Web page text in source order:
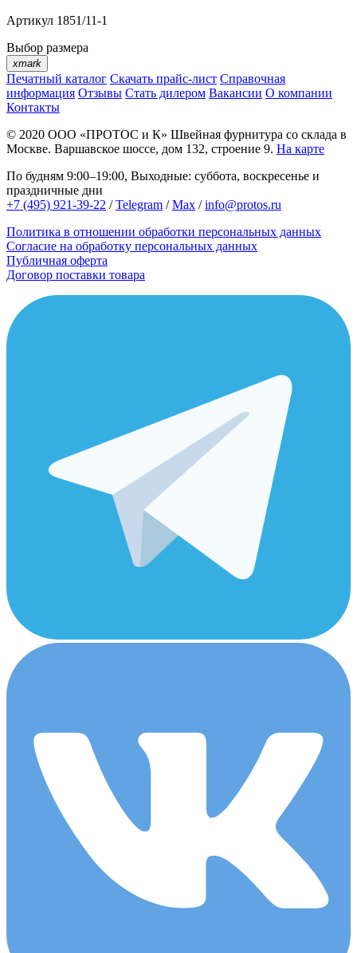
Артикул 1851/11-1
Выбор размера
xmark
Печатный каталог Скачать прайс-лист Справочная
информация Отзывы Стать дилером Вакансии О компании
Контакты
© 2020 ООО «ПРОТОС и К» Швейная фурнитура со склада в
Москве. Варшавское шоссе, дом 132, строение 9. На карте
По будням 9:00–19:00, Выходные: суббота, воскресенье и
праздничные дни
+7 (495) 921-39-22 /Telegram /Max /info@protos.ru
Политика в отношении обработки персональных данных
Согласие на обработку персональных данных
Публичная оферта
Договор поставки товара